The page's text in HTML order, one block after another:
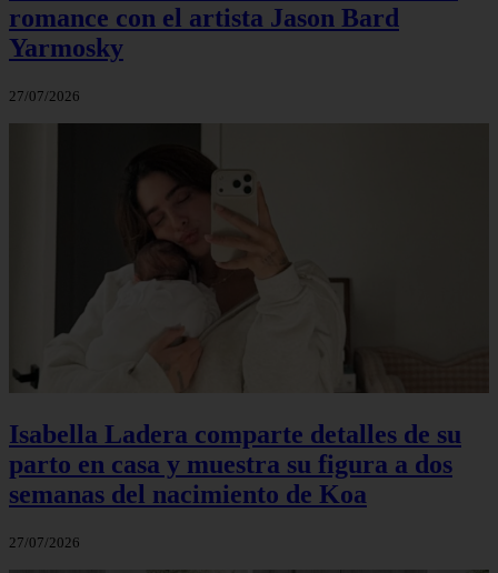
romance con el artista Jason Bard
Yarmosky
27/07/2026
Isabella Ladera comparte detalles de su
parto en casa y muestra su figura a dos
semanas del nacimiento de Koa
27/07/2026